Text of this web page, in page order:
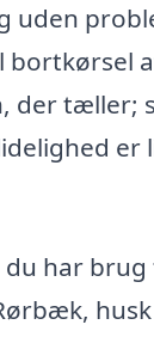
uden
der tæller;
er
du har